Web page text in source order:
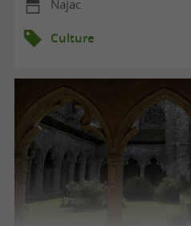
Najac
Culture